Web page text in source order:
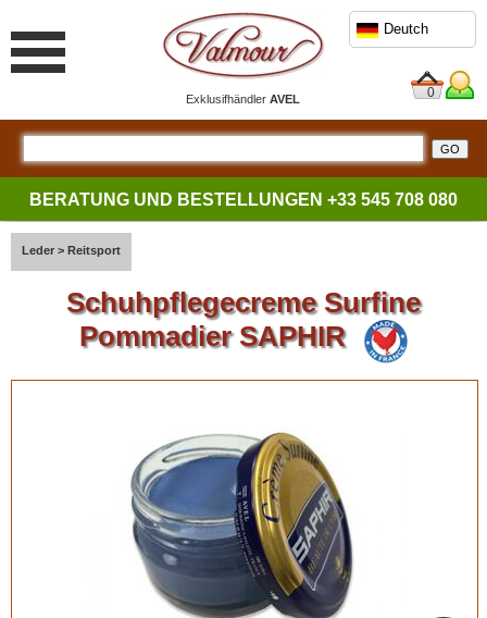
ExklusifhändlerAVEL
Deutch
0
BERATUNG UND BESTELLUNGEN +33 545 708 080
Leder > Reitsport
Schuhpflegecreme Surfine
Pommadier SAPHIR